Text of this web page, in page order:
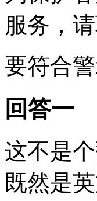
服务，
要符合
回答一
这不是
既然是